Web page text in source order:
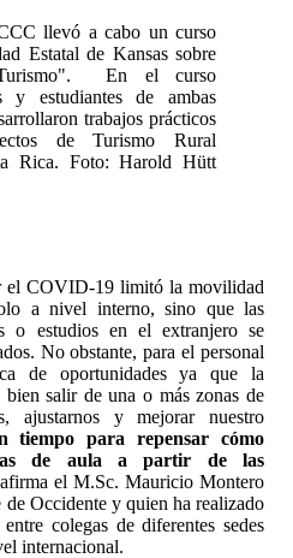
llevó a cabo un curso
Estatal de Kansas sobre
En el curso
y estudiantes de ambas
trabajos prácticos
de Turismo Rural
Rica. Foto: Harold Hütt
el COVID-19 limitó la movilidad
a nivel interno, sino que las
o estudios en el extranjero se
No obstante, para el personal
de oportunidades ya que la
salir de una o más zonas de
ajustarnos y mejorar nuestro
tiempo para repensar cómo
de aula a partir de las
el M.Sc. Mauricio Montero
Occidente y quien ha realizado
colegas de diferentes sedes
internacional.